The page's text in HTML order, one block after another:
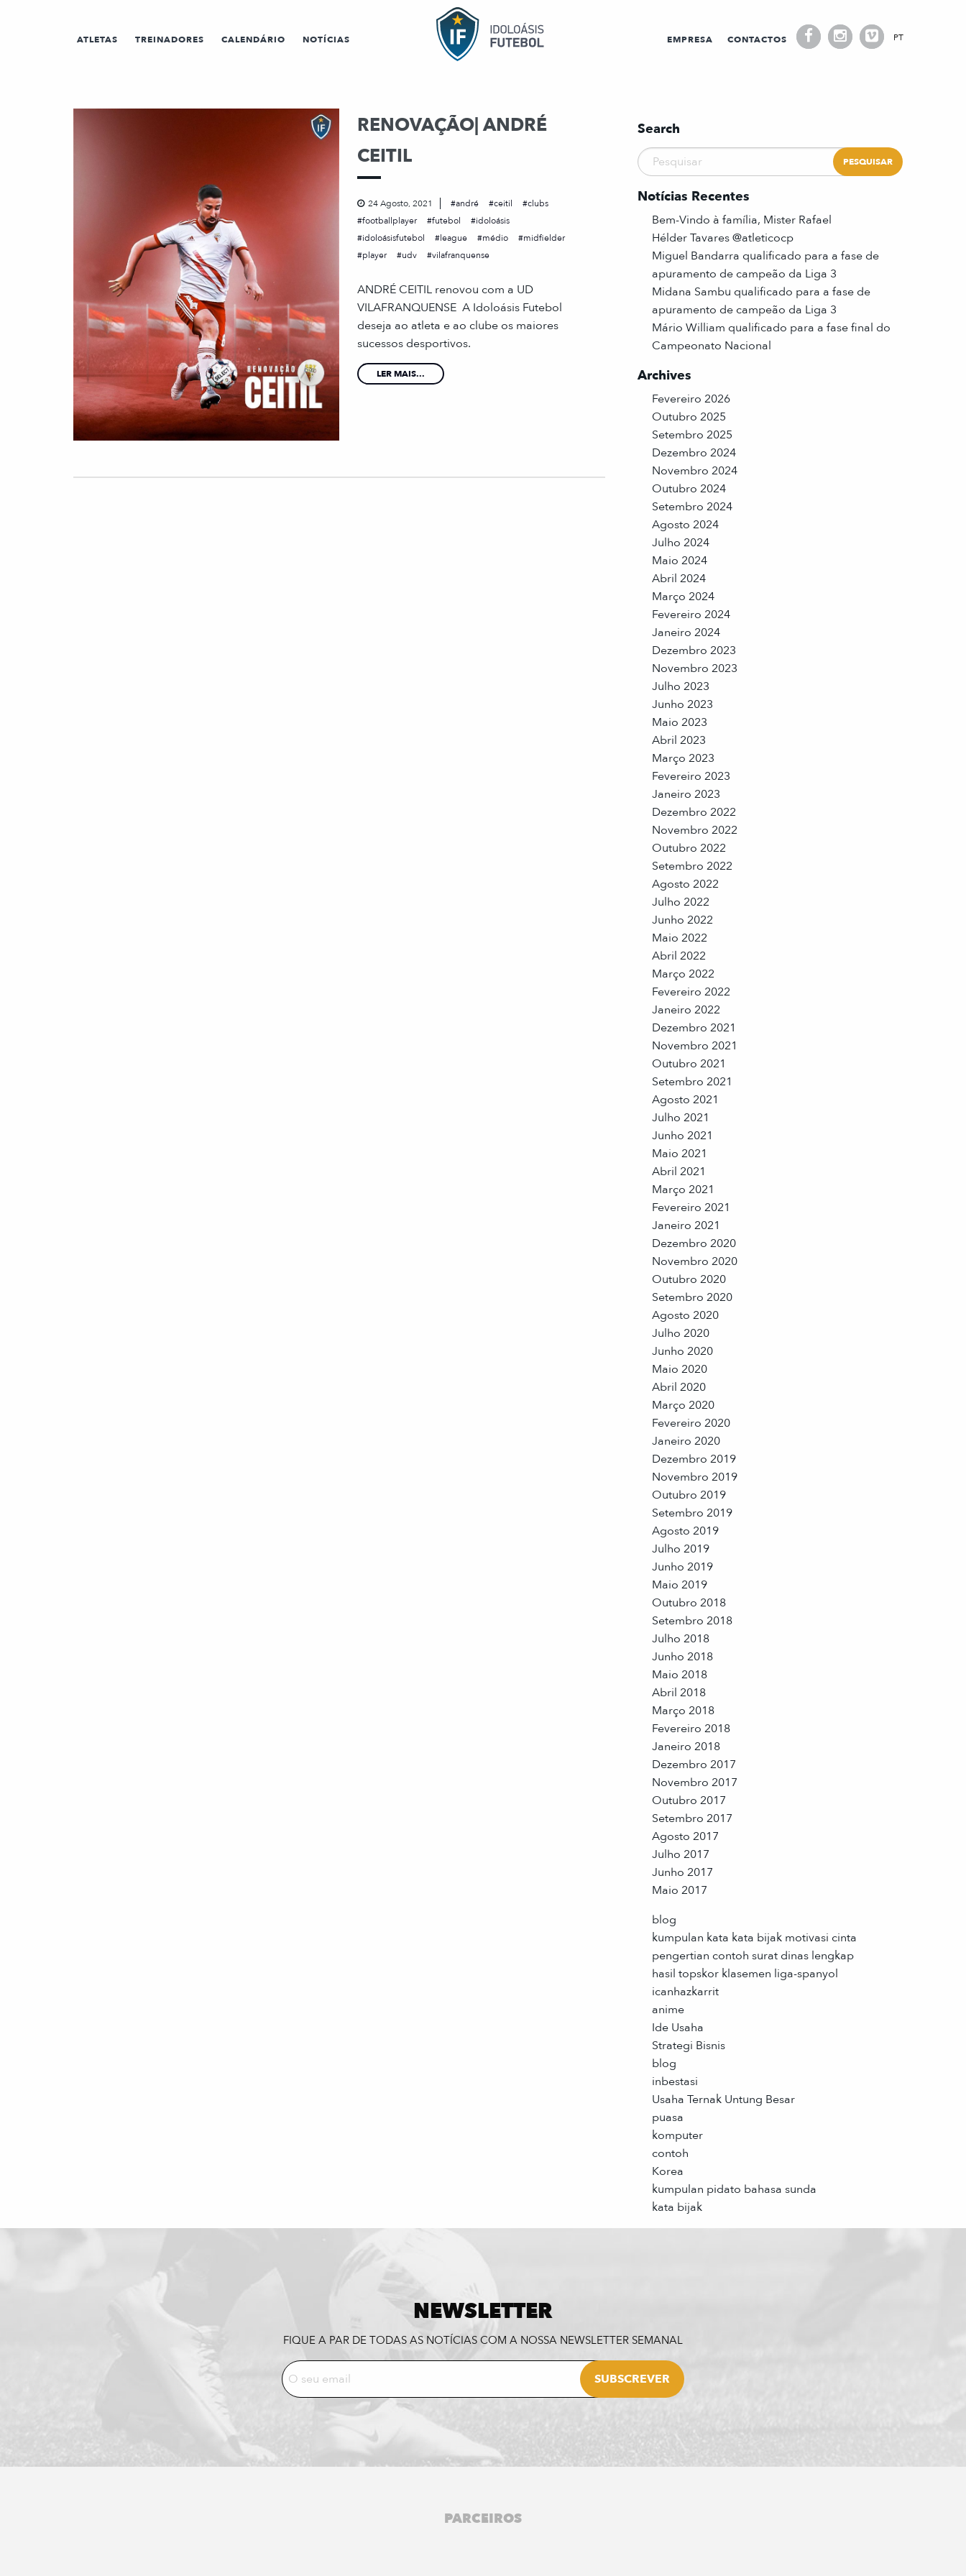
ATLETAS TREINADORES CALENDÁRIO NOTÍCIAS EMPRESA CONTACTOS PT
RENOVAÇÃO| ANDRÉ
CEITIL
24 Agosto, 2021 andré ceitil
clubs
footballplayer
futebol
idoloásis
idoloásisfutebol
league médio
midfielder
player
udv vilafranquense
ANDRÉ CEITIL renovou com a UD
VILAFRANQUENSE A Idoloásis Futebol
deseja ao atleta e ao clube os maiores
sucessos desportivos.
LER MAIS...
Search
Notícias Recentes
Bem-Vindo à família, Mister Rafael
Hélder Tavares @atleticocp
Miguel Bandarra qualificado para a fase de
apuramento de campeão da Liga 3
Midana Sambu qualificado para a fase de
apuramento de campeão da Liga 3
Mário William qualificado para a fase final do
Campeonato Nacional
Archives
Fevereiro 2026
Outubro 2025
Setembro 2025
Dezembro 2024
Novembro 2024
Outubro 2024
Setembro 2024
Agosto 2024
Julho 2024
Maio 2024
Abril 2024
Março 2024
Fevereiro 2024
Janeiro 2024
Dezembro 2023
Novembro 2023
Julho 2023
Junho 2023
Maio 2023
Abril 2023
Março 2023
Fevereiro 2023
Janeiro 2023
Dezembro 2022
Novembro 2022
Outubro 2022
Setembro 2022
Agosto 2022
Julho 2022
Junho 2022
Maio 2022
Abril 2022
Março 2022
Fevereiro 2022
Janeiro 2022
Dezembro 2021
Novembro 2021
Outubro 2021
Setembro 2021
Agosto 2021
Julho 2021
Junho 2021
Maio 2021
Abril 2021
Março 2021
Fevereiro 2021
Janeiro 2021
Dezembro 2020
Novembro 2020
Outubro 2020
Setembro 2020
Agosto 2020
Julho 2020
Junho 2020
Maio 2020
Abril 2020
Março 2020
Fevereiro 2020
Janeiro 2020
Dezembro 2019
Novembro 2019
Outubro 2019
Setembro 2019
Agosto 2019
Julho 2019
Junho 2019
Maio 2019
Outubro 2018
Setembro 2018
Julho 2018
Junho 2018
Maio 2018
Abril 2018
Março 2018
Fevereiro 2018
Janeiro 2018
Dezembro 2017
Novembro 2017
Outubro 2017
Setembro 2017
Agosto 2017
Julho 2017
Junho 2017
Maio 2017
blog
kumpulan kata kata bijak motivasi cinta
pengertian contoh surat dinas lengkap
hasil topskor klasemen liga-spanyol
icanhazkarrit
anime
Ide Usaha
Strategi Bisnis
blog
inbestasi
Usaha Ternak Untung Besar
puasa
komputer
contoh
Korea
kumpulan pidato bahasa sunda
kata bijak
NEWSLETTER
FIQUE A PAR DE TODAS AS NOTÍCIAS COM A NOSSA NEWSLETTER SEMANAL
PARCEIROS